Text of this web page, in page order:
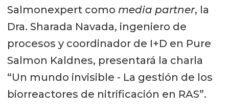
Salmonexpert como media partner, la
Dra. Sharada Navada, ingeniero de
procesos y coordinador de I+D en Pure
Salmon Kaldnes, presentará la charla
“Un mundo invisible - La gestión de los
biorreactores de nitrificación en RAS”.